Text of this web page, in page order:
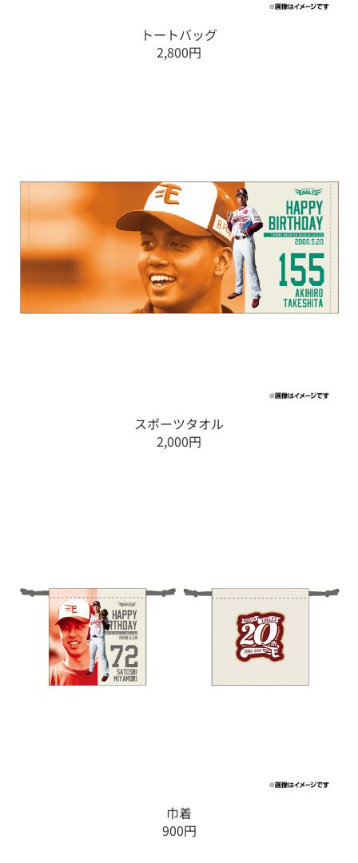
トートバッグ
2,800円
スポーツタオル
2,000円
巾着
900円